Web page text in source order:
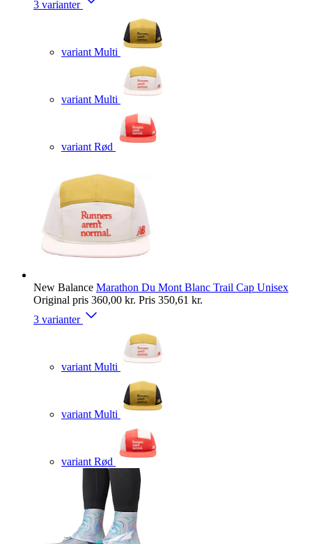
3 varianter
variant Multi
variant Multi
variant Rød
New Balance Marathon Du Mont Blanc Trail Cap Unisex
Original pris 360,00 kr. Pris 350,61 kr.
3 varianter
variant Multi
variant Multi
variant Rød